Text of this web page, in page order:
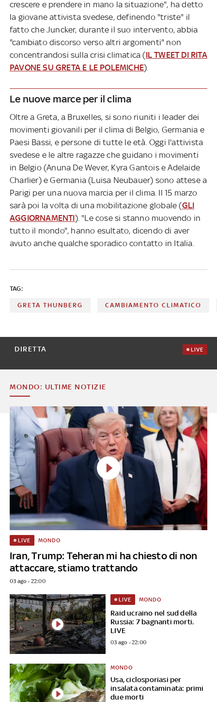
crescere e prendere in mano la situazione", ha detto
la giovane attivista svedese, definendo "triste" il
fatto che Juncker, durante il suo intervento, abbia
"cambiato discorso verso altri argomenti" non
concentrandosi sulla crisi climatica (IL TWEET DI RITA
PAVONE SU GRETA E LE POLEMICHE).
Le nuove marce per il clima
Oltre a Greta, a Bruxelles, si sono riuniti i leader dei
movimenti giovanili per il clima di Belgio, Germania e
Paesi Bassi, e persone di tutte le età. Oggi l'attivista
svedese e le altre ragazze che guidano i movimenti
in Belgio (Anuna De Wever, Kyra Gantois e Adelaide
Charlier) e Germania (Luisa Neubauer) sono attese a
Parigi per una nuova marcia per il clima. Il 15 marzo
sarà poi la volta di una mobilitazione globale (GLI
AGGIORNAMENTI). "Le cose si stanno muovendo in
tutto il mondo", hanno esultato, dicendo di aver
avuto anche qualche sporadico contatto in Italia.
TAG:
GRETA THUNBERG CAMBIAMENTO CLIMATICO
DIRETTA LIVE
MONDO: ULTIME NOTIZIE
Iran, Trump: Teheran mi ha chiesto di non
attaccare, stiamo trattando
LIVE MONDO
03 ago - 22:00
Raid ucraino nel sud della
Russia: 7 bagnanti morti.
LIVE
LIVE MONDO
03 ago - 22:00
Usa, ciclosporiasi per
insalata contaminata: primi
due morti
MONDO